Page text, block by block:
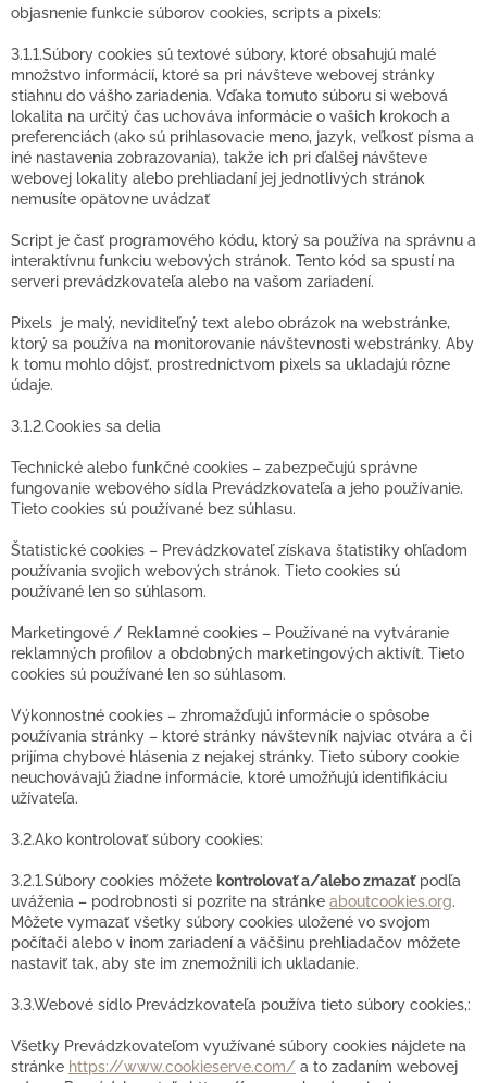
objasnenie funkcie súborov cookies, scripts a pixels:
3.1.1.Súbory cookies sú textové súbory, ktoré obsahujú malé
množstvo informácií, ktoré sa pri návšteve webovej stránky
stiahnu do vášho zariadenia. Vďaka tomuto súboru si webová
lokalita na určitý čas uchováva informácie o vašich krokoch a
preferenciách (ako sú prihlasovacie meno, jazyk, veľkosť písma a
iné nastavenia zobrazovania), takže ich pri ďalšej návšteve
webovej lokality alebo prehliadaní jej jednotlivých stránok
nemusíte opätovne uvádzať
Script je časť programového kódu, ktorý sa používa na správnu a
interaktívnu funkciu webových stránok. Tento kód sa spustí na
serveri prevádzkovateľa alebo na vašom zariadení.
Pixels je malý, neviditeľný text alebo obrázok na webstránke,
ktorý sa používa na monitorovanie návštevnosti webstránky. Aby
k tomu mohlo dôjsť, prostredníctvom pixels sa ukladajú rôzne
údaje.
3.1.2.Cookies sa delia
Technické alebo funkčné cookies – zabezpečujú správne
fungovanie webového sídla Prevádzkovateľa a jeho používanie.
Tieto cookies sú používané bez súhlasu.
Štatistické cookies – Prevádzkovateľ získava štatistiky ohľadom
používania svojich webových stránok. Tieto cookies sú
používané len so súhlasom.
Marketingové / Reklamné cookies – Používané na vytváranie
reklamných profilov a obdobných marketingových aktivít. Tieto
cookies sú používané len so súhlasom.
Výkonnostné cookies – zhromažďujú informácie o spôsobe
používania stránky – ktoré stránky návštevník najviac otvára a či
prijíma chybové hlásenia z nejakej stránky. Tieto súbory cookie
neuchovávajú žiadne informácie, ktoré umožňujú identifikáciu
užívateľa.
3.2.Ako kontrolovať súbory cookies:
3.2.1.Súbory cookies môžete kontrolovať a/alebo zmazaťpodľa
uváženia – podrobnosti si pozrite na stránke aboutcookies.org.
Môžete vymazať všetky súbory cookies uložené vo svojom
počítači alebo v inom zariadení a väčšinu prehliadačov môžete
nastaviť tak, aby ste im znemožnili ich ukladanie.
3.3.Webové sídlo Prevádzkovateľa používa tieto súbory cookies,:
Všetky Prevádzkovateľom využívané súbory cookies nájdete na
stránke https://www.cookieserve.com/ a to zadaním webovej